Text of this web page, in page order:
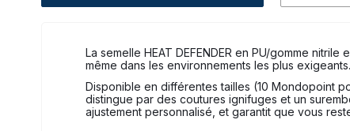
La semelle HEAT DEFENDER en PU/gomme
même dans les environnements les plus exigeants.
Disponible en différentes tailles (10 Mondopoint
distingue par des coutures ignifuges et un
ajustement personnalisé, et garantit que vous